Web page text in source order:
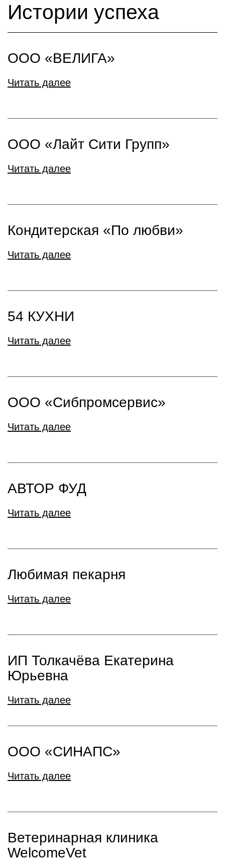
Истории успеха
ООО «ВЕЛИГА»
Читать далее
ООО «Лайт Сити Групп»
Читать далее
Кондитерская «По любви»
Читать далее
54 КУХНИ
Читать далее
ООО «Сибпромсервис»
Читать далее
АВТОР ФУД
Читать далее
Любимая пекарня
Читать далее
ИП Толкачёва Екатерина
Юрьевна
Читать далее
ООО «СИНАПС»
Читать далее
Ветеринарная клиника
WelcomeVet